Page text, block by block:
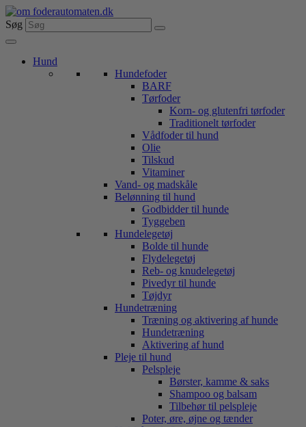
Videre
til
indhold
Søg
Hund
Hundefoder
BARF
Tørfoder
Korn- og glutenfri tørfoder
Traditionelt tørfoder
Vådfoder til hund
Olie
Tilskud
Vitaminer
Vand- og madskåle
Belønning til hund
Godbidder til hunde
Tyggeben
Hundelegetøj
Bolde til hunde
Flydelegetøj
Reb- og knudelegetøj
Pivedyr til hunde
Tøjdyr
Hundetræning
Træning og aktivering af hunde
Hundetræning
Aktivering af hund
Pleje til hund
Pelspleje
Børster, kamme & saks
Shampoo og balsam
Tilbehør til pelspleje
Poter, øre, øjne og tænder